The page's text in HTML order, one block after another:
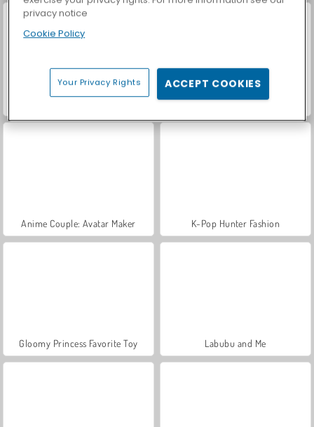
Car Parking City Duel
Anime Couple: Avatar Maker K-Pop Hunter Fashion
Gloomy Princess Favorite Toy Labubu and Me
privacy notice
Cookie Policy
Your Privacy Rights ACCEPT COOKIES